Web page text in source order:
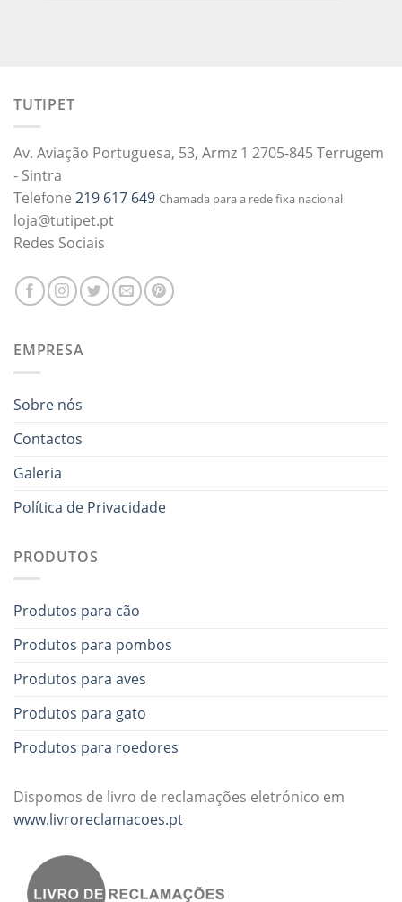
TUTIPET
Av. Aviação Portuguesa, 53, Armz 1 2705-845 Terrugem
- Sintra
Telefone 219 617 649 Chamada para a rede fixa nacional
loja@tutipet.pt
Redes Sociais
EMPRESA
Sobre nós
Contactos
Galeria
Política de Privacidade
PRODUTOS
Produtos para cão
Produtos para pombos
Produtos para aves
Produtos para gato
Produtos para roedores
Dispomos de livro de reclamações eletrónico em
www.livroreclamacoes.pt